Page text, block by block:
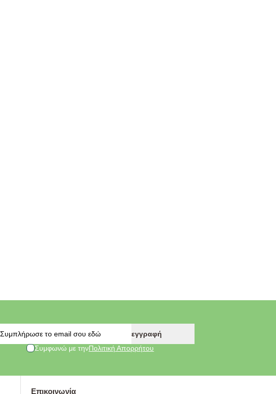
εγγραφή
Συμφωνώ με τηνΠολιτική Απορρήτου
Επικοινωνία